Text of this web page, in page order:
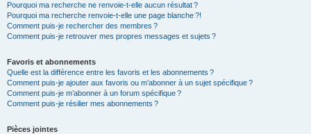
Pourquoi ma recherche ne renvoie-t-elle aucun résultat ?
Pourquoi ma recherche renvoie-t-elle une page blanche ?!
Comment puis-je rechercher des membres ?
Comment puis-je retrouver mes propres messages et sujets ?
Favoris et abonnements
Quelle est la différence entre les favoris et les abonnements ?
Comment puis-je ajouter aux favoris ou m’abonner à un sujet spécifique ?
Comment puis-je m’abonner à un forum spécifique ?
Comment puis-je résilier mes abonnements ?
Pièces jointes